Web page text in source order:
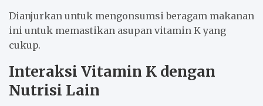
Dianjurkan untuk mengonsumsi beragam makanan
ini untuk memastikan asupan vitamin K yang
cukup.
Interaksi Vitamin K dengan
Nutrisi Lain